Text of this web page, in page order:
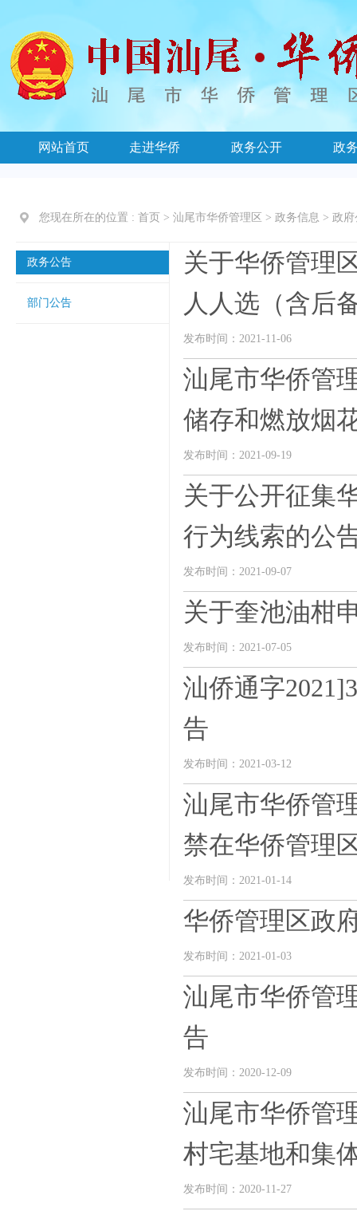
网站首页 走进华侨 政务公开 政
您现在所在的位置 : 首页 > 汕尾市华侨管理区 > 政务信息 > 政府
政务公告
部门公告
关于华侨管理
人人选（含后
发布时间：2021-11-06
汕尾市华侨管
储存和燃放烟
发布时间：2021-09-19
关于公开征集
行为线索的公
发布时间：2021-09-07
关于奎池油柑
发布时间：2021-07-05
汕侨通字
告
发布时间：2021-03-12
汕尾市华侨管
禁在华侨管理
发布时间：2021-01-14
华侨管理区政
发布时间：2021-01-03
汕尾市华侨管
告
发布时间：2020-12-09
汕尾市华侨管
村宅基地和集
发布时间：2020-11-27